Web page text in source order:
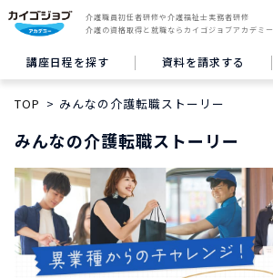
介護職員初任者研修や介護福祉士実務者研修
介護の資格取得と就職ならカイゴジョブアカデミー
講座日程を探す 資料を請求する
TOP みんなの介護転職ストーリー
みんなの介護転職ストーリー